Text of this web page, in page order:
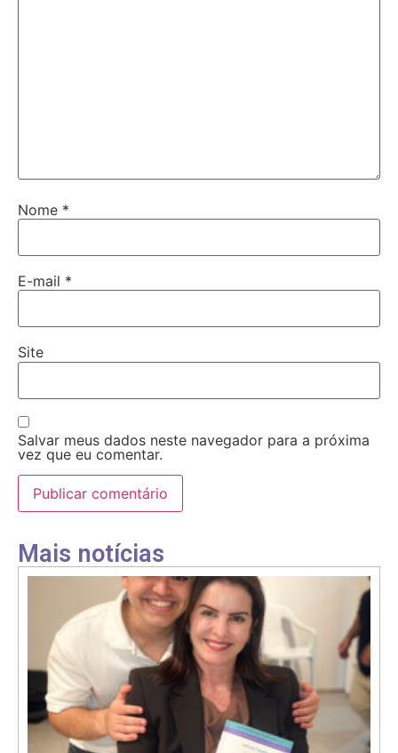
Nome *
E-mail *
Site
Salvar meus dados neste navegador para a próxima
vez que eu comentar.
Mais notícias